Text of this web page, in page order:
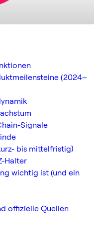
(2024–
Signale
bis mittelfristig)
Halter
wichtig ist (und ein
offizielle Quellen